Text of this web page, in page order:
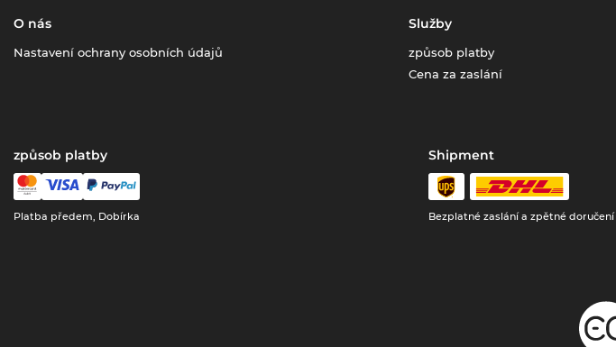
O nás
Nastavení ochrany osobních údajů
Služby
způsob platby
Cena za zaslání
způsob platby
Platba předem, Dobírka
Shipment
Bezplatné zaslání a zpětné doručení